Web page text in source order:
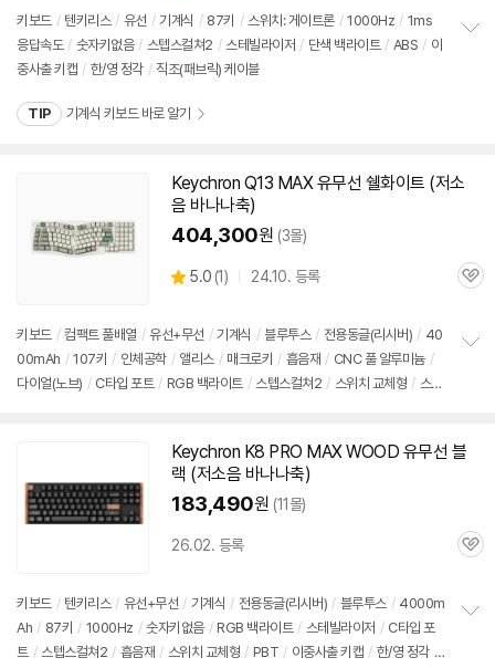
견
점
리
뷰
키보드 / 텐키리스 / 유선 / 기계식 / 87키 / 스위치: 게이트론 / 1000Hz / 1ms
응답속도 / 숫자키없음 / 스텝스컬쳐2 / 스테빌라이저 / 단색 백라이트 / ABS / 이
중사출 키캡 / 한/영 정각 / 직조(패브릭) 케이블
TIP 기계식 키보드 바로 알기
Keychron Q13 MAX 유무선 쉘화이트 (저소
음 바나나축)
404,300원 (3몰)
별
5.0 (상
리
1) 24.10. 등록
관
키보드 / 컴팩트 풀배열 / 유선+무선 / 기계식 / 블루투스 / 전용동글(리시버) / 40
00mAh / 107키 / 인체공학 / 앨리스 / 매크로키 / 흡음재 / CNC 풀 알루미늄 /
다이얼(노브) / C타입 포트 / RGB 백라이트 / 스텝스컬쳐2 / 스위치 교체형 / 스테
Keychron K8 PRO MAX WOOD 유무선 블
랙 (저소음 바나나축)
183,490원 (11몰)
26.02. 등록
관
키보드 / 텐키리스 / 유선+무선 / 기계식 / 전용동글(리시버) / 블루투스 / 4000m
Ah / 87키 / 1000Hz / 숫자키없음 / RGB 백라이트 / 스테빌라이저 / C타입 포
트 / 스텝스컬쳐2 / 흡음재 / 스위치 교체형 / PBT / 이중사출 키캡 / 한/영 정각 /